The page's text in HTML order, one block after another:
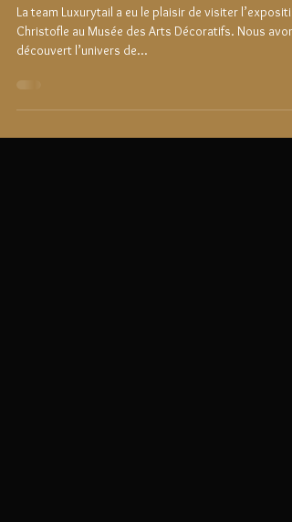
Christofle, une brillante
histoire à découvrir
découvert l’univers de...